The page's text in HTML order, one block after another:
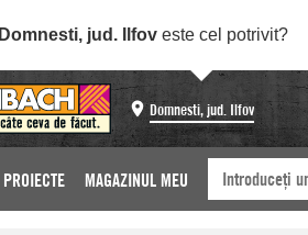
Domnesti, jud. Ilfov este cel potrivit?
Domnesti, jud. Ilfov
PROIECTE MAGAZINUL MEU